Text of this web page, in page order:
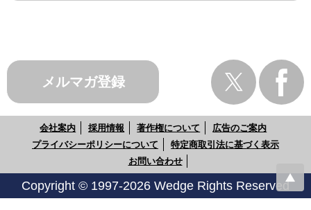
メルマガ登録
会社案内 採用情報 著作権について
広告のご案内
プライバシーポリシーについて
特定商取引法に基づく表示
お問い合わせ
Copyright © 1997-2026 Wedge Rights Reserved